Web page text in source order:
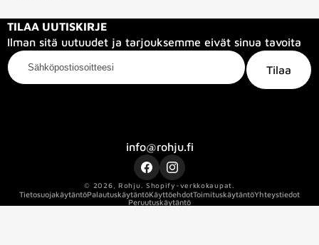
TILAA UUTISKIRJE
Ilman sitä uutuudet ja tarjouksemme eivät sinua tavoita
Sähköpostiosoitteesi
Tilaa
info@rohju.fi
FacebookInstagram
© 2026, Rohju Shopify-verkkokaupat.
TietosuojakäytäntöPalautuskäytäntöKäyttöehdotToimituskäytäntöYhteystiedot
Peruutuskäytäntö